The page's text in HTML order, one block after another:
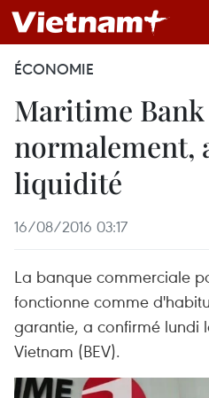
ÉCONOMIE
Maritime
normalement,
liquidité
16/08/2016 03:17
La banque commerciale
fonctionne comme
garantie, a confirmé lundi
Vietnam (BEV).